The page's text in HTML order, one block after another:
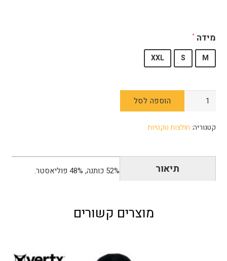
מידה
M
S
XXL
כמות
HIPPY
-
VIKTOS
הוספה לסל
קטגוריה: חולצות טקטיות
תיאור 52% כותנה, 48% פוליאסטר.
מוצרים קשורים